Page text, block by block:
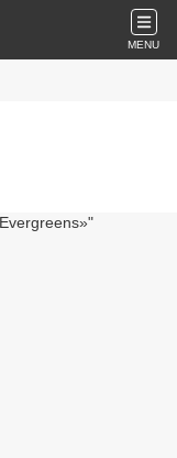
MENU